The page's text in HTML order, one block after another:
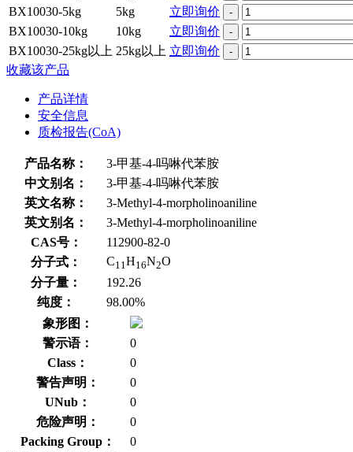
BX10030-5kg 5kg 立即询价 -
BX10030-10kg 10kg 立即询价 -
BX10030-25kg以上 25kg以上 立即询价 -
收藏该产品
产品详情
安全信息
质检报告(CoA)
产品名称：
3-甲基-4-吗啉代苯胺
中文别名：
3-甲基-4-吗啉代苯胺
英文名称：
3-Methyl-4-morpholinoaniline
英文别名：
3-Methyl-4-morpholinoaniline
CAS号：
112900-82-0
分子式：
C11H16N2O
分子量：
192.26
纯度：
98.00%
象形图：
警示语：
0
Class：
0
警告声明：
0
UNub：
0
危险声明：
0
Packing Group：
0